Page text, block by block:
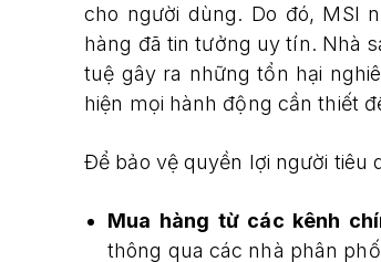
cho người dùng. Do đó, MSI
hàng đã tin tưởng uy tín. Nhà
tuệ gây ra những tổn hại
hiện mọi hành động cần thiết
Để bảo vệ quyền lợi người tiêu
Mua hàng từ các kênh
thông qua các nhà phân